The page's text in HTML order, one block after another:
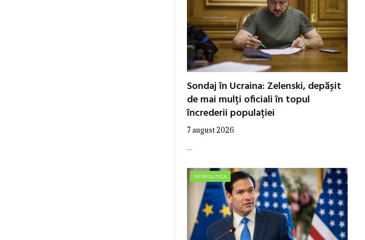
Sondaj în Ucraina: Zelenski, depășit
de mai mulți oficiali în topul
încrederii populației
7 august 2026
…
GEOPOLITICA